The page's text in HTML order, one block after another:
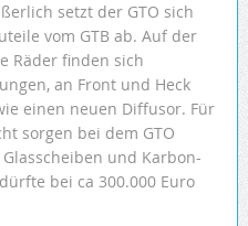
setzt der GTO sich
vom GTB ab. Auf der
Räder finden sich
an Front und Heck
einen neuen Diffusor. Für
sorgen bei dem GTO
und Karbon-
bei ca 300.000 Euro